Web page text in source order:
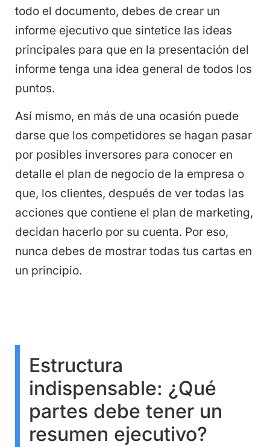
todo el documento, debes de crear un
informe ejecutivo que sintetice las ideas
principales para que en la presentación del
informe tenga una idea general de todos los
puntos.
Así mismo, en más de una ocasión puede
darse que los competidores se hagan pasar
por posibles inversores para conocer en
detalle el plan de negocio de la empresa o
que, los clientes, después de ver todas las
acciones que contiene el plan de marketing,
decidan hacerlo por su cuenta. Por eso,
nunca debes de mostrar todas tus cartas en
un principio.
Estructura
indispensable: ¿Qué
partes debe tener un
resumen ejecutivo?